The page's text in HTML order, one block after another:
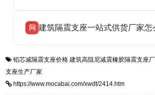
适用于民用住宅隔震工程，实体工
震支座，电话：13323182312，地
区迎宾大街 9 号。
问 建筑隔震支座一站式供货厂家怎
一站式供货厂家，拥有多年行业
标准生产 LRB/LNR/HDR/FPS 全
质、检测报告完备，提供选型、深
铅芯减隔震支座价格 建筑高阻尼减震橡胶隔震支座
支座生产厂家
https://www.mocabai.com/xwdt/2414.htm